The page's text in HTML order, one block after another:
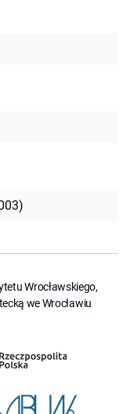
Wrocławskiego,
we Wrocławiu